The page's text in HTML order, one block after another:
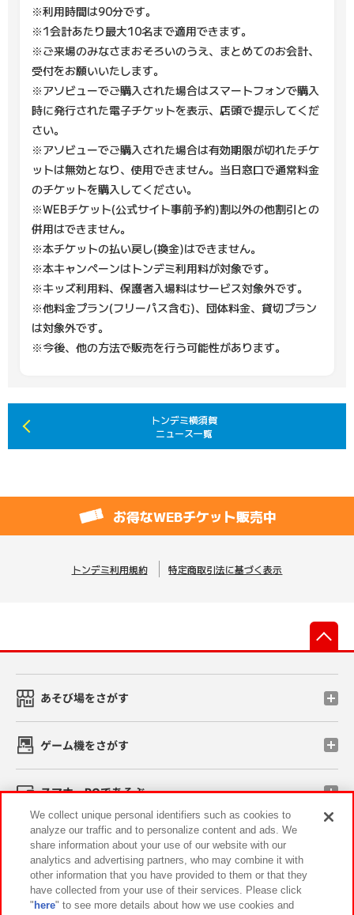
※利用時間は90分です。
※1会計あたり最大10名まで適用できます。
※ご来場のみなさまおそろいのうえ、まとめてのお会計、
受付をお願いいたします。
※アソビューでご購入された場合はスマートフォンで購入
時に発行された電子チケットを表示、店頭で提示してくだ
さい。
※アソビューでご購入された場合は有効期限が切れたチケ
ットは無効となり、使用できません。当日窓口で通常料金
のチケットを購入してください。
※WEBチケット(公式サイト事前予約)割以外の他割引との
併用はできません。
※本チケットの払い戻し(換金)はできません。
※本キャンペーンはトンデミ利用料が対象です。
※キッズ利用料、保護者入場料はサービス対象外です。
※他料金プラン(フリーパス含む)、団体料金、貸切プラン
は対象外です。
※今後、他の方法で販売を行う可能性があります。
トンデミ横須賀
ニュース一覧
お得なWEBチケット販売中
トンデミ利用規約 特定商取引法に基づく表示
あそび場をさがす
ゲーム機をさがす
スマホ・PCであそぶ
イベント・キャンペーン
We collect unique personal identifiers such as cookies to
analyze our traffic and to personalize content and ads. We
share information about your use of our website with our
analytics and advertising partners, who may combine it with
other information that you have provided to them or that they
have collected from your use of their services. Please click
" here" to see more details about how we use cookies and